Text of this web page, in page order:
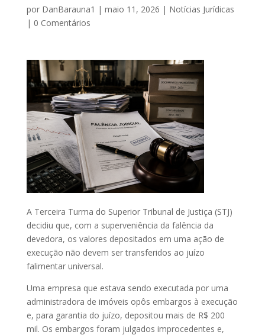
por DanBarauna1 | maio 11, 2026 | Notícias Jurídicas
| 0 Comentários
A Terceira Turma do Superior Tribunal de Justiça (STJ)
decidiu que, com a superveniência da falência da
devedora, os valores depositados em uma ação de
execução não devem ser transferidos ao juízo
falimentar universal.
Uma empresa que estava sendo executada por uma
administradora de imóveis opôs embargos à execução
e, para garantia do juízo, depositou mais de R$ 200
mil. Os embargos foram julgados improcedentes e,